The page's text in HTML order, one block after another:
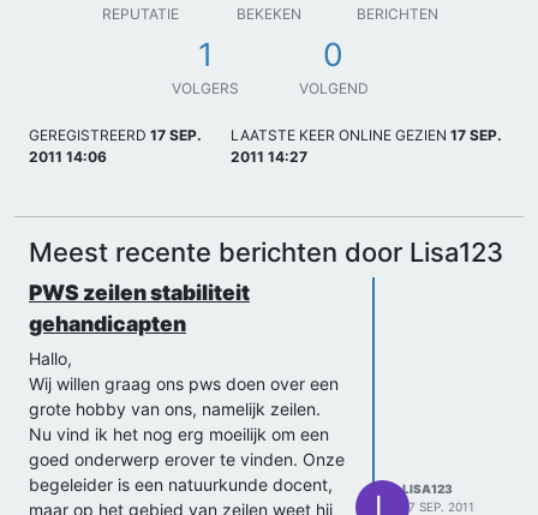
REPUTATIE BEKEKEN BERICHTEN
1
VOLGERS
0
VOLGEND
GEREGISTREERD 17 SEP.
2011 14:06
LAATSTE KEER ONLINE GEZIEN 17 SEP.
2011 14:27
Meest recente berichten door Lisa123
PWS zeilen stabiliteit
gehandicapten
Hallo,
Wij willen graag ons pws doen over een
grote hobby van ons, namelijk zeilen.
Nu vind ik het nog erg moeilijk om een
goed onderwerp erover te vinden. Onze
begeleider is een natuurkunde docent,
maar op het gebied van zeilen weet hij
L
LISA123
17 SEP. 2011